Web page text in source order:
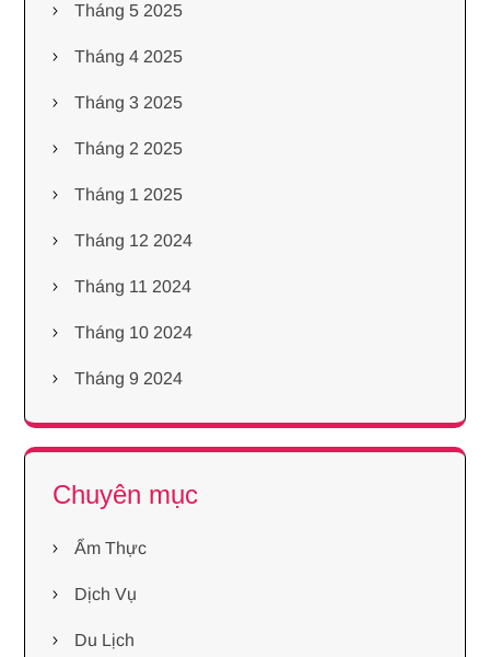
Tháng 5 2025
Tháng 4 2025
Tháng 3 2025
Tháng 2 2025
Tháng 1 2025
Tháng 12 2024
Tháng 11 2024
Tháng 10 2024
Tháng 9 2024
Chuyên mục
Ẩm Thực
Dịch Vụ
Du Lịch